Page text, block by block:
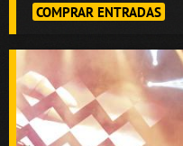
COMPRAR ENTRADAS